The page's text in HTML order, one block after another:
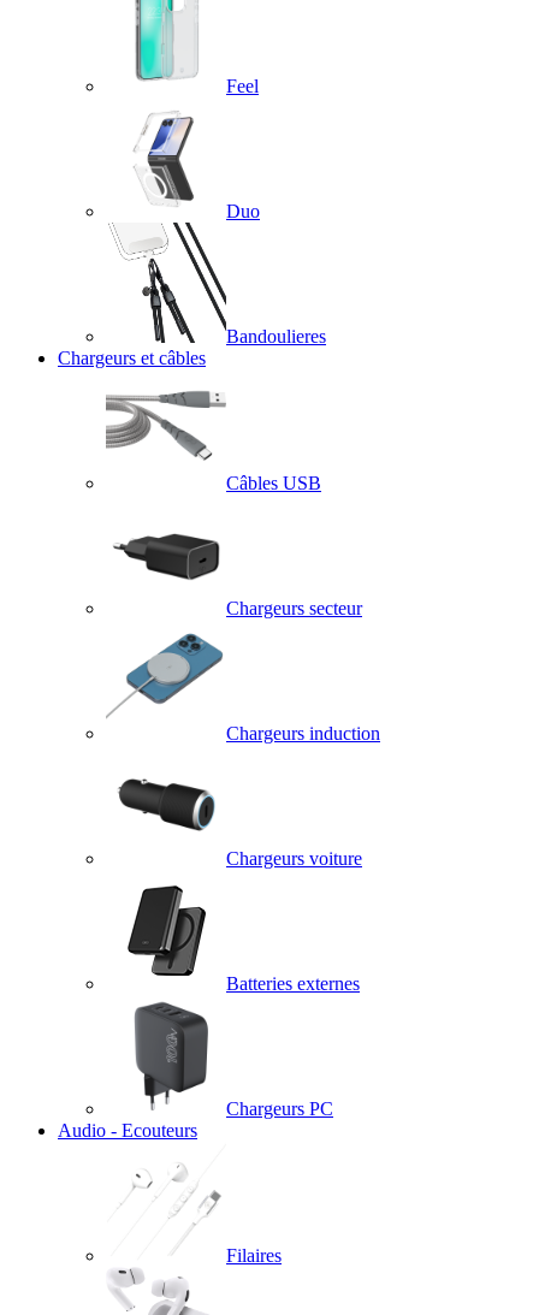
Feel
Duo
Bandoulieres
Chargeurs et câbles
Câbles USB
Chargeurs secteur
Chargeurs induction
Chargeurs voiture
Batteries externes
Chargeurs PC
Audio - Ecouteurs
Filaires